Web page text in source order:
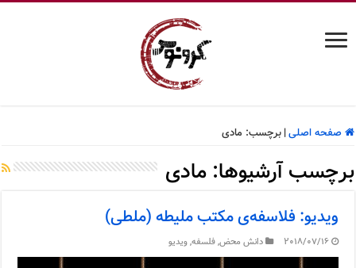
صفحه اصلی| برچسب: مادی
برچسب آرشیوها:مادی
ویدیو: فلاسفه‌ی مکتب ملیطه (ملطی)
2018/07/16 دانش محض,فلسفه,ویدیو